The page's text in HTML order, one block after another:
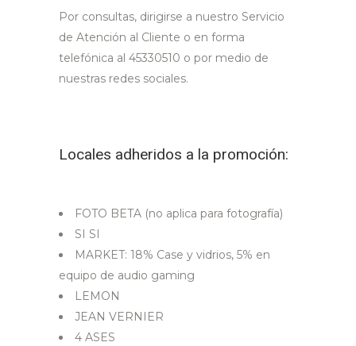
Por consultas, dirigirse a nuestro Servicio
de Atención al Cliente o en forma
telefónica al 45330510 o por medio de
nuestras redes sociales.
Locales adheridos a la promoción:
FOTO BETA (no aplica para fotografía)
SI SI
MARKET: 18% Case y vidrios, 5% en
equipo de audio gaming
LEMON
JEAN VERNIER
4 ASES